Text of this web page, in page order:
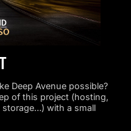
Deep Avenue possible?
of this project (hosting,
with a small